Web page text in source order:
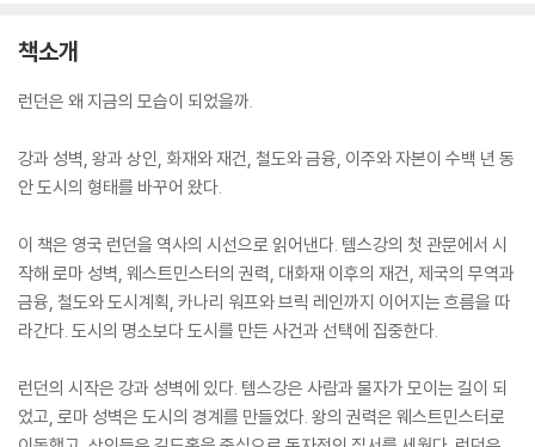
책소개
런던은 왜 지금의 모습이 되었을까.
강과 성벽, 왕과 상인, 화재와 재건, 철도와 금융, 이주와 자본이 수백 년 동
안 도시의 형태를 바꾸어 왔다.
이 책은 영국 런던을 역사의 시선으로 읽어낸다. 템스강의 첫 관문에서 시
작해 로마 성벽, 웨스트민스터의 권력, 대화재 이후의 재건, 제국의 무역과
금융, 철도와 도시계획, 카나리 워프와 브릭 레인까지 이어지는 흐름을 따
라간다. 도시의 명소보다 도시를 만든 사건과 선택에 집중한다.
런던의 시작은 강과 성벽에 있다. 템스강은 사람과 물자가 모이는 길이 되
었고, 로마 성벽은 도시의 경계를 만들었다. 왕의 권력은 웨스트민스터로